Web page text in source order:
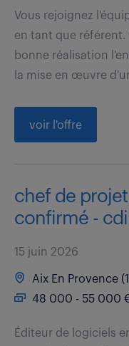
Vous rejoignez
en tant que référent.
bonne réalisation
la mise en œuvre
voir l'offre
chef de
confirmé -
15 juin 2026
Aix En Provence
48 000 - 55 000
Éditeur de logiciels